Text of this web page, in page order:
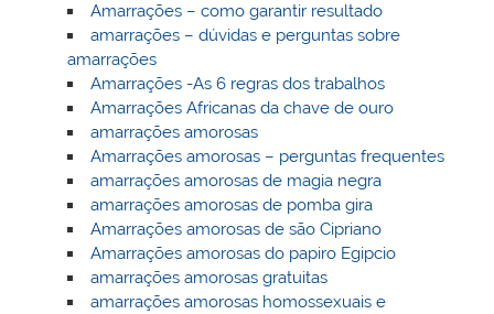
Amarrações – como garantir resultado
amarrações – dúvidas e perguntas sobre
amarrações
Amarrações -As 6 regras dos trabalhos
Amarrações Africanas da chave de ouro
amarrações amorosas
Amarrações amorosas – perguntas frequentes
amarrações amorosas de magia negra
amarrações amorosas de pomba gira
Amarrações amorosas de são Cipriano
Amarrações amorosas do papiro Egipcio
amarrações amorosas gratuitas
amarrações amorosas homossexuais e